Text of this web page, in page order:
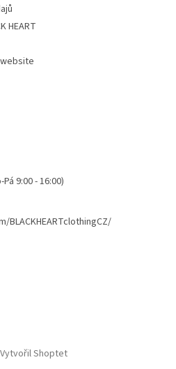
HEART
9:00 - 16:00)
Vytvořil Shoptet